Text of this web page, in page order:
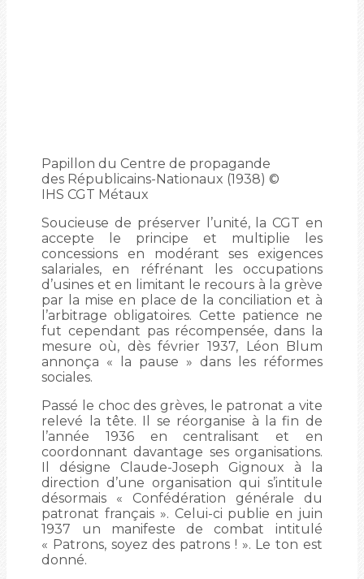
Papillon du Centre de propagande
des Républicains-Nationaux (1938) ©
IHS CGT Métaux
Soucieuse de préserver l’unité, la CGT en
accepte le principe et multiplie les
concessions en modérant ses exigences
salariales, en réfrénant les occupations
d’usines et en limitant le recours à la grève
par la mise en place de la conciliation et à
l’arbitrage obligatoires. Cette patience ne
fut cependant pas récompensée, dans la
mesure où, dès février 1937, Léon Blum
annonça « la pause » dans les réformes
sociales.
Passé le choc des grèves, le patronat a vite
relevé la tête. Il se réorganise à la fin de
l’année 1936 en centralisant et en
coordonnant davantage ses organisations.
Il désigne Claude-Joseph Gignoux à la
direction d’une organisation qui s’intitule
désormais « Confédération générale du
patronat français ». Celui-ci publie en juin
1937 un manifeste de combat intitulé
« Patrons, soyez des patrons ! ». Le ton est
donné.